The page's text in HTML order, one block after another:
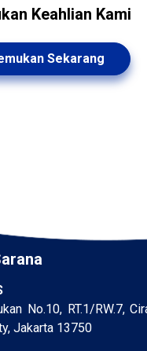
Keahlian Kami
Sekarang
No.10, RT.1/RW.7,
Jakarta 13750